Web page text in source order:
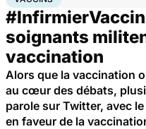
soignants
vaccination
Alors que la vaccination
au cœur des débats,
parole sur Twitter, avec
en faveur de la